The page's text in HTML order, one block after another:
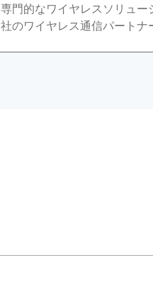
専門的なワイヤレスソリュ
社のワイヤレス通信パートナ